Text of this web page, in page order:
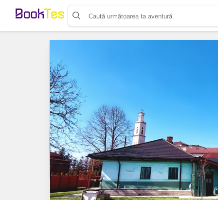
Organizează-ți activitatea
Listează-ți activitatea
Aplicația de control access